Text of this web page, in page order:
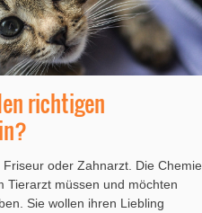
richtigen
oder Zahnarzt. Die Chemie
Tierarzt müssen und möchten
Sie wollen ihren Liebling